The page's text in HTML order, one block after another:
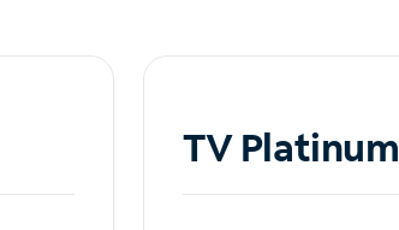
TV Platinum